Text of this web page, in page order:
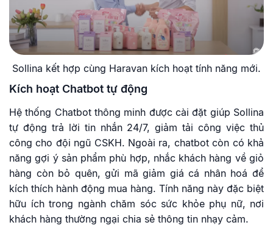
Sollina kết hợp cùng Haravan kích hoạt tính năng mới.
Kích hoạt Chatbot tự động
Hệ thống Chatbot thông minh được cài đặt giúp Sollina
tự động trả lời tin nhắn 24/7, giảm tải công việc thủ
công cho đội ngũ CSKH. Ngoài ra, chatbot còn có khả
năng gợi ý sản phẩm phù hợp, nhắc khách hàng về giỏ
hàng còn bỏ quên, gửi mã giảm giá cá nhân hoá để
kích thích hành động mua hàng. Tính năng này đặc biệt
hữu ích trong ngành chăm sóc sức khỏe phụ nữ, nơi
khách hàng thường ngại chia sẻ thông tin nhạy cảm.